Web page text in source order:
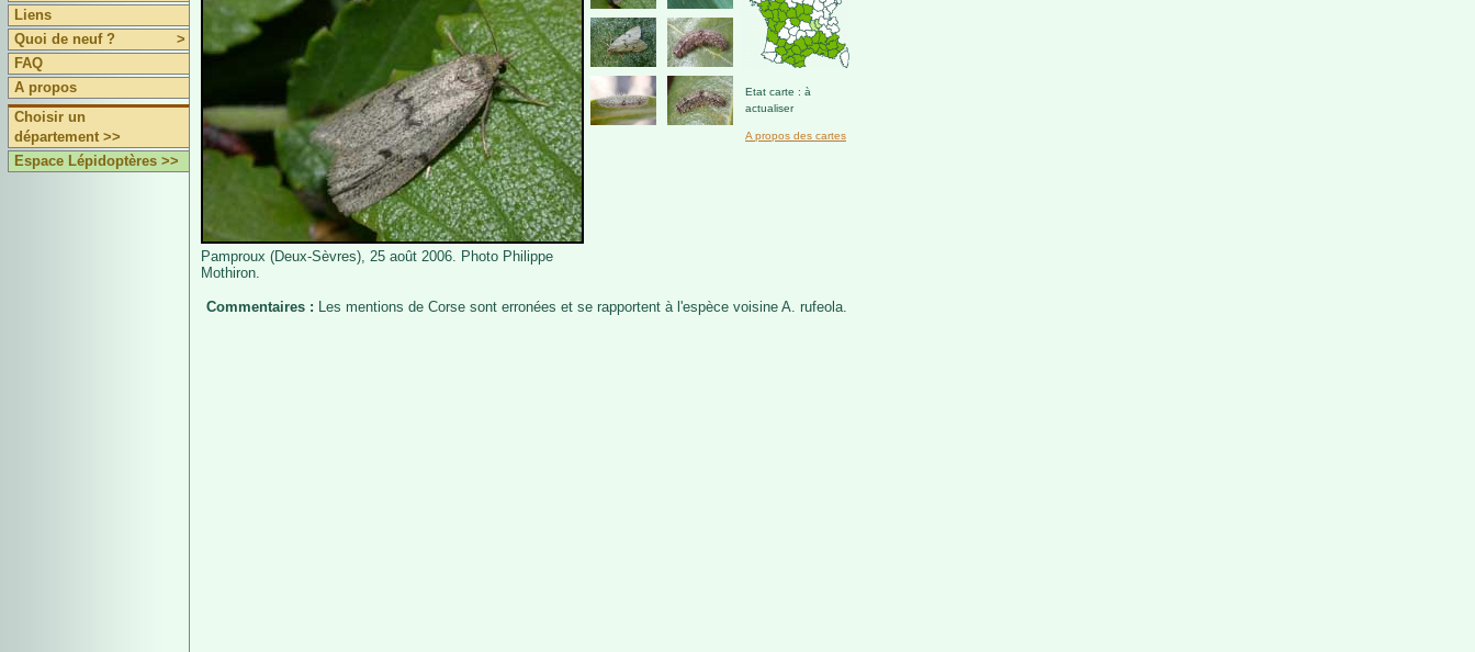
Liens
Quoi de neuf ?
>
FAQ
A propos
Choisir un
département >>
Espace Lépidoptères >>
Pamproux (Deux-Sèvres), 25 août 2006. Photo Philippe
Mothiron.
Etat carte : à
actualiser
A propos des cartes
Commentaires : Les mentions de Corse sont erronées et se rapportent à l'espèce voisine A. rufeola.